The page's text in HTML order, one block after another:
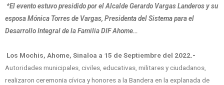
*El evento estuvo presidido por el Alcalde Gerardo Vargas Landeros y su
esposa Mónica Torres de Vargas, Presidenta del Sistema para el
Desarrollo Integral de la Familia DIF Ahome…
Los Mochis, Ahome, Sinaloa a 15 de Septiembre del 2022.-
Autoridades municipales, civiles, educativas, militares y ciudadanos,
realizaron ceremonia cívica y honores a la Bandera en la explanada de